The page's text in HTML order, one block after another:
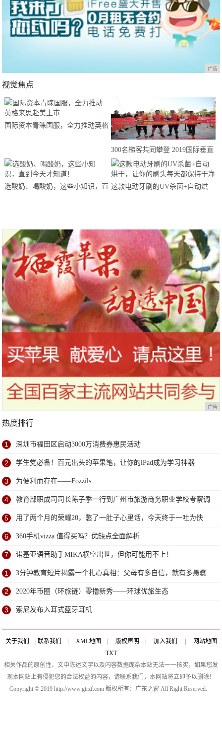
广告
视觉焦点
国际资本青睐国服，全力推动英格
300名梯客共同攀登 2019国际垂直
马拉松超级精英赛顺德海骏达中心
站欢乐开跑
选酸奶、喝酸奶，这些小知识，直 这款电动牙刷的UV杀菌+自动烘
广告
热度排行
1 深圳市福田区启动3000万消费券惠民活动
2 学生党必备！百元出头的苹果笔，让你的iPad成为学习神器
3 为便利而存在——Fozzils
4 教育部职成司司长陈子季一行到广州市旅游商务职业学校考察调
研
5 用了两个月的荣耀20，憋了一肚子心里话，今天终于一吐为快
6 360手机vizza 值得买吗？优缺点全面解析
7 诺基亚语音助手MIKA横空出世，但你可能用不上！
1 3分钟教育短片揭露一个扎心真相：父母有多自信，就有多愚蠢
2 2020年币圈（环旅链）零撸新秀——环球优旅生态
3 索尼发布入耳式蓝牙耳机
关于我们 | 联系我们 | XML地图 | 版权声明 | 加入我们 |
网站地图
TXT
相关作品的原创性、文中陈述文字以及内容数据庞杂本站无法一一核实，如果您发
现本网站上有侵犯您的合法权益的内容，请联系我们，本网站将立即予以删除！
Copyright © 2019 http://www.gtrzf.com 版权所有：广东之窗 All Right Reserved.